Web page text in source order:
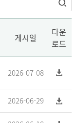
게시일
다운
로드
2026-07-08
2026-06-29